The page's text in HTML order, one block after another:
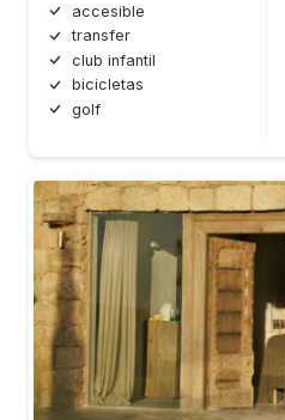
accesible
transfer
club infantil
bicicletas
golf